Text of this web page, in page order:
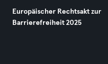
Europäischer Rechtsakt zur
Barrierefreiheit 2025